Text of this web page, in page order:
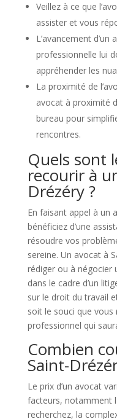
Veillez à ce que
assister et vous
L’avancement
professionnelle lui
appréhender les
La proximité de
avocat à proximité
bureau pour
rencontres.
Quels sont
recourir à
Drézéry ?
En faisant appel à un
bénéficiez d’une
résoudre vos
sereine. Un avocat à
rédiger ou à négocier
dans le cadre d’un
sur le droit du travail
soit le souci que
professionnel qui
Combien
Saint-
Le prix d’un avocat
facteurs, notamment
recherchez, la